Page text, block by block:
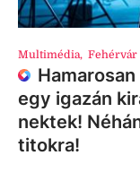
Multimédia,
egy igazán
nektek!
titokra!